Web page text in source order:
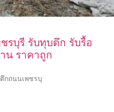
รบุรี รับทุบตึก รับรื้อ
น ราคาถูก
กถนนเพชรบุ